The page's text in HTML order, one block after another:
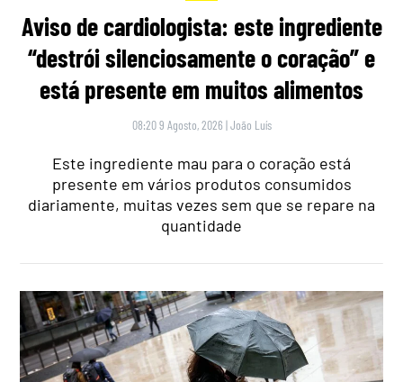
Aviso de cardiologista: este ingrediente
“destrói silenciosamente o coração” e
está presente em muitos alimentos
08:20 9 Agosto, 2026 |João Luís
Este ingrediente mau para o coração está
presente em vários produtos consumidos
diariamente, muitas vezes sem que se repare na
quantidade